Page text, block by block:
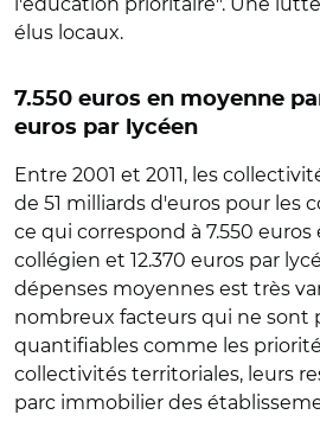
élus locaux.
7.550 euros en moyenne
euros par lycéen
Entre 2001 et 2011, les
de 51 milliards d'euros pour les
ce qui correspond à 7.550
collégien et 12.370 euros par
dépenses moyennes est très
nombreux facteurs qui ne sont
quantifiables comme les
collectivités territoriales, leurs
parc immobilier des